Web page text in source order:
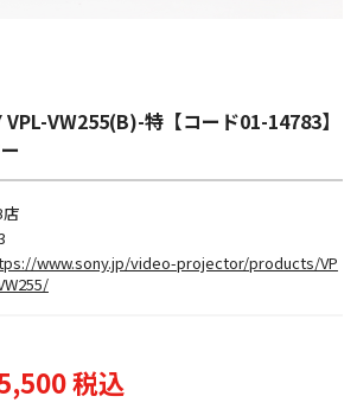
VPL-VW255(B)-特【コード01-14783】
店
www.sony.jp/video-projector/products/VP
税込